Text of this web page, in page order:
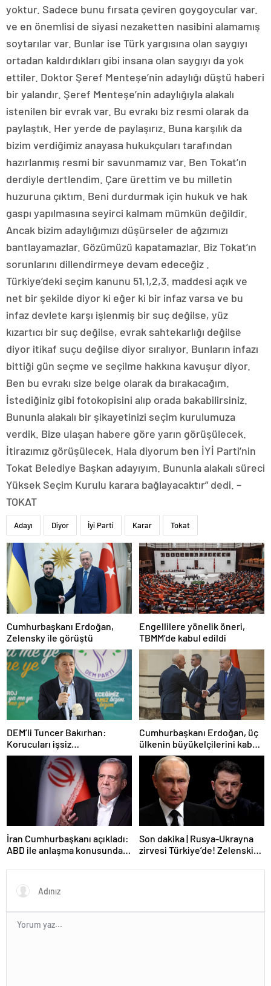
yoktur. Sadece bunu fırsata çeviren goygoycular var.
ve en önemlisi de siyasi nezaketten nasibini alamamış
soytarılar var. Bunlar ise Türk yargısına olan saygıyı
ortadan kaldırdıkları gibi insana olan saygıyı da yok
ettiler. Doktor Şeref Menteşe’nin adaylığı düştü haberi
bir yalandır. Şeref Menteşe’nin adaylığıyla alakalı
istenilen bir evrak var. Bu evrakı biz resmi olarak da
paylaştık. Her yerde de paylaşırız. Buna karşılık da
bizim verdiğimiz anayasa hukukçuları tarafından
hazırlanmış resmi bir savunmamız var. Ben Tokat’ın
derdiyle dertlendim. Çare ürettim ve bu milletin
huzuruna çıktım. Beni durdurmak için hukuk ve hak
gaspı yapılmasına seyirci kalmam mümkün değildir.
Ancak bizim adaylığımızı düşürseler de ağzımızı
bantlayamazlar. Gözümüzü kapatamazlar. Biz Tokat’ın
sorunlarını dillendirmeye devam edeceğiz .
Türkiye’deki seçim kanunu 51,1,2,3. maddesi açık ve
net bir şekilde diyor ki eğer ki bir infaz varsa ve bu
infaz devlete karşı işlenmiş bir suç değilse, yüz
kızartıcı bir suç değilse, evrak sahtekarlığı değilse
diyor itikaf suçu değilse diyor sıralıyor. Bunların infazı
bittiği gün seçme ve seçilme hakkına kavuşur diyor.
Ben bu evrakı size belge olarak da bırakacağım.
İstediğiniz gibi fotokopisini alıp orada bakabilirsiniz.
Bununla alakalı bir şikayetinizi seçim kurulumuza
verdik. Bize ulaşan habere göre yarın görüşülecek.
İtirazımız görüşülecek. Hala diyorum ben İYİ Parti’nin
Tokat Belediye Başkan adayıyım. Bununla alakalı süreci
Yüksek Seçim Kurulu karara bağlayacaktır” dedi. –
TOKAT
Adayı Diyor İyi Parti Karar Tokat
Cumhurbaşkanı Erdoğan,
Zelensky ile görüştü
Engellilere yönelik öneri,
TBMM’de kabul edildi
DEM’li Tuncer Bakırhan:
Korucuları işsiz
bırakmayacağız
Cumhurbaşkanı Erdoğan, üç
ülkenin büyükelçilerini kabul
etti
İran Cumhurbaşkanı açıkladı:
ABD ile anlaşma konusunda
Son dakika | Rusya-Ukrayna
zirvesi Türkiye’de! Zelenskiy
Gözler perşembe gününe